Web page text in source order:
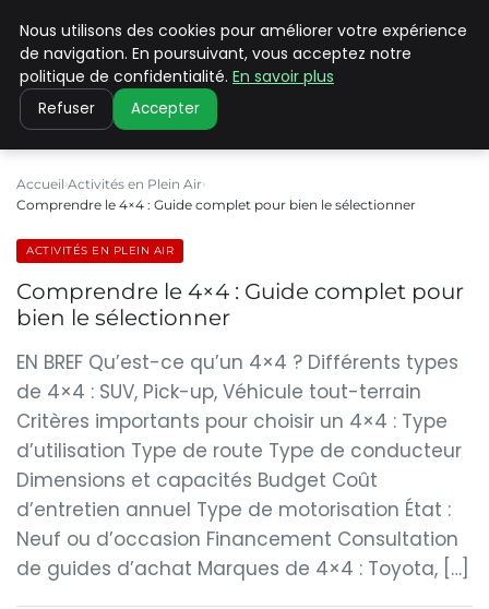
PILAT PATRIMOINES
Accueil Activités en Plein Air
Comprendre le 4×4 : Guide complet pour bien le sélectionner
ACTIVITÉS EN PLEIN AIR
Comprendre le 4×4 : Guide complet pour
bien le sélectionner
EN BREF Qu’est-ce qu’un 4×4 ? Différents types
de 4×4 : SUV, Pick-up, Véhicule tout-terrain
Critères importants pour choisir un 4×4 : Type
d’utilisation Type de route Type de conducteur
Dimensions et capacités Budget Coût
d’entretien annuel Type de motorisation État :
Neuf ou d’occasion Financement Consultation
de guides d’achat Marques de 4×4 : Toyota, […]
Nous utilisons des cookies pour améliorer votre expérience
de navigation. En poursuivant, vous acceptez notre
politique de confidentialité. En savoir plus
Refuser Accepter